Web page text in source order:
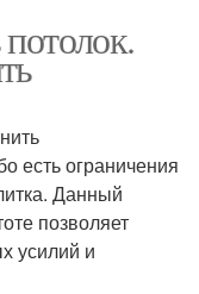
есть ограничения
Данный
позволяет
усилий и